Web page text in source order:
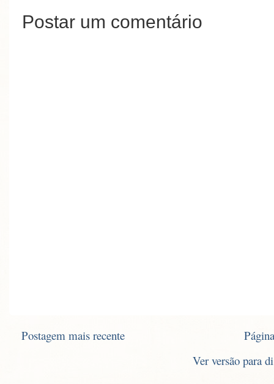
Postar um comentário
Postagem mais recente
Ver versão para